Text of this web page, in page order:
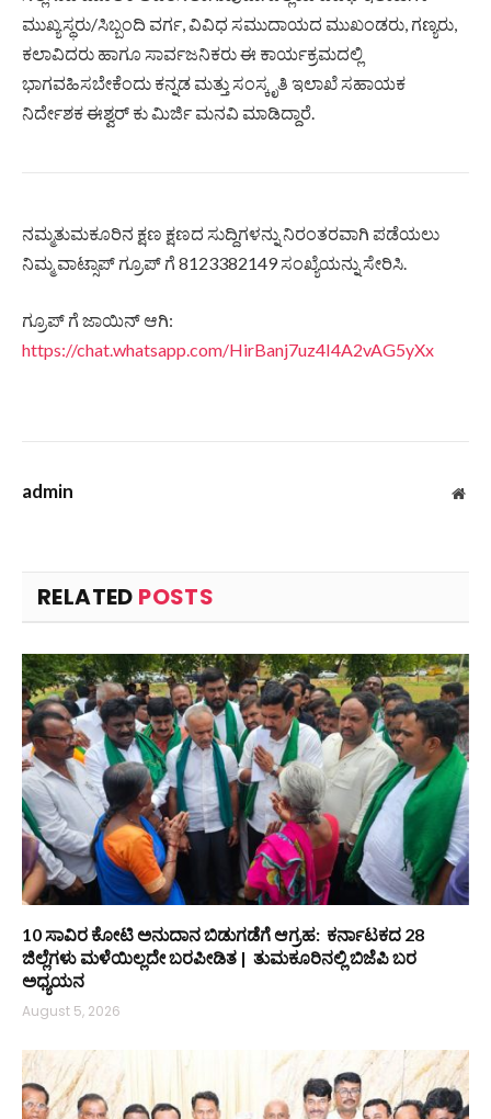
ಮುಖ್ಯಸ್ಥರು/ಸಿಬ್ಬಂದಿ ವರ್ಗ, ವಿವಿಧ ಸಮುದಾಯದ ಮುಖಂಡರು, ಗಣ್ಯರು,
ಕಲಾವಿದರು ಹಾಗೂ ಸಾರ್ವಜನಿಕರು ಈ ಕಾರ್ಯಕ್ರಮದಲ್ಲಿ
ಭಾಗವಹಿಸಬೇಕೆಂದು ಕನ್ನಡ ಮತ್ತು ಸಂಸ್ಕೃತಿ ಇಲಾಖೆ ಸಹಾಯಕ
ನಿರ್ದೇಶಕ ಈಶ್ವರ್ ಕು ಮಿರ್ಜಿ ಮನವಿ ಮಾಡಿದ್ದಾರೆ.
ನಮ್ಮತುಮಕೂರಿನ ಕ್ಷಣ ಕ್ಷಣದ ಸುದ್ದಿಗಳನ್ನು ನಿರಂತರವಾಗಿ ಪಡೆಯಲು
ನಿಮ್ಮ ವಾಟ್ಸಾಪ್ ಗ್ರೂಪ್ ಗೆ 8123382149 ಸಂಖ್ಯೆಯನ್ನು ಸೇರಿಸಿ.
ಗ್ರೂಪ್ ಗೆ ಜಾಯಿನ್ ಆಗಿ:
https://chat.whatsapp.com/HirBanj7uz4I4A2vAG5yXx
admin
RELATED POSTS
10 ಸಾವಿರ ಕೋಟಿ ಅನುದಾನ ಬಿಡುಗಡೆಗೆ ಆಗ್ರಹ: ಕರ್ನಾಟಕದ 28
ಜಿಲ್ಲೆಗಳು ಮಳೆಯಿಲ್ಲದೇ ಬರಪೀಡಿತ | ತುಮಕೂರಿನಲ್ಲಿ ಬಿಜೆಪಿ ಬರ
ಅಧ್ಯಯನ
August 5, 2026